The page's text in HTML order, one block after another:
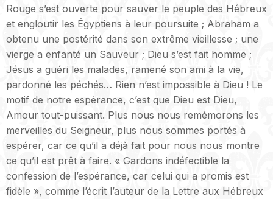
Rouge s’est ouverte pour sauver le peuple des Hébreux
et engloutir les Égyptiens à leur poursuite ; Abraham a
obtenu une postérité dans son extrême vieillesse ; une
vierge a enfanté un Sauveur ; Dieu s’est fait homme ;
Jésus a guéri les malades, ramené son ami à la vie,
pardonné les péchés… Rien n’est impossible à Dieu ! Le
motif de notre espérance, c’est que Dieu est Dieu,
Amour tout-puissant. Plus nous nous remémorons les
merveilles du Seigneur, plus nous sommes portés à
espérer, car ce qu’il a déjà fait pour nous nous montre
ce qu’il est prêt à faire. « Gardons indéfectible la
confession de l’espérance, car celui qui a promis est
fidèle », comme l’écrit l’auteur de la Lettre aux Hébreux